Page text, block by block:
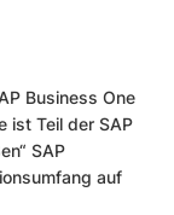
Business One
ist Teil der SAP
SAP
auf